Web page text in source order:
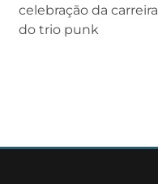
celebração da carreira
do trio punk